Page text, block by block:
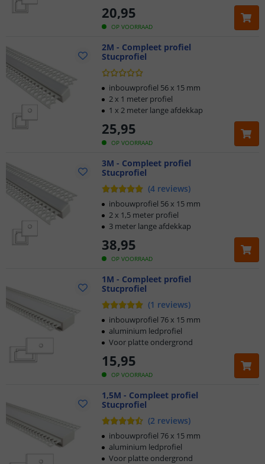
OP VOORRAAD
20,95
2M - Compleet profiel
Stucprofiel
OP VOORRAAD
25,95
inbouwprofiel 56 x 15 mm
2 x 1 meter profiel
1 x 2 meter lange afdekkap
3M - Compleet profiel
Stucprofiel
(4 reviews)
OP VOORRAAD
38,95
inbouwprofiel 56 x 15 mm
2 x 1,5 meter profiel
3 meter lange afdekkap
1M - Compleet profiel
Stucprofiel
(1 reviews)
OP VOORRAAD
15,95
inbouwprofiel 76 x 15 mm
aluminium ledprofiel
Voor platte ondergrond
1,5M - Compleet profiel
Stucprofiel
(2 reviews)
inbouwprofiel 76 x 15 mm
aluminium ledprofiel
Voor platte ondergrond